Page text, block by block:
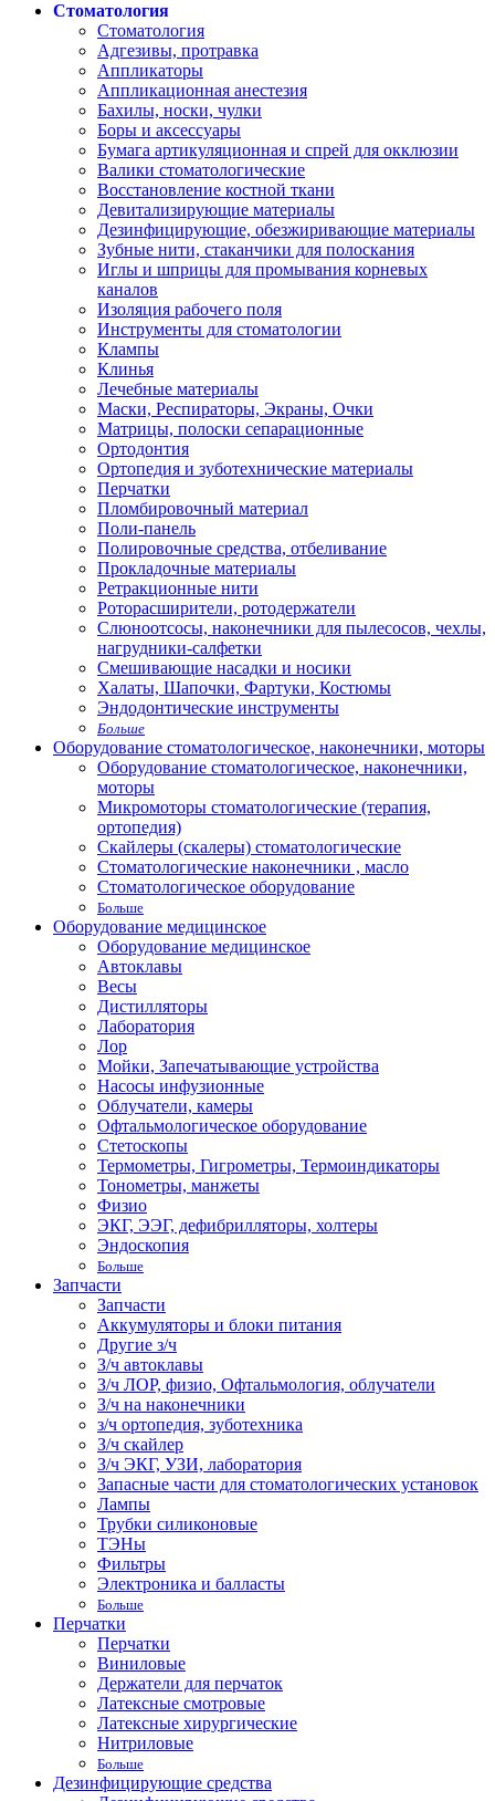
Стоматология
Стоматология
Адгезивы, протравка
Аппликаторы
Аппликационная анестезия
Бахилы, носки, чулки
Боры и аксессуары
Бумага артикуляционная и спрей для окклюзии
Валики стоматологические
Восстановление костной ткани
Девитализирующие материалы
Дезинфицирующие, обезжиривающие материалы
Зубные нити, стаканчики для полоскания
Иглы и шприцы для промывания корневых
каналов
Изоляция рабочего поля
Инструменты для стоматологии
Клампы
Клинья
Лечебные материалы
Маски, Респираторы, Экраны, Очки
Матрицы, полоски сепарационные
Ортодонтия
Ортопедия и зуботехнические материалы
Перчатки
Пломбировочный материал
Поли-панель
Полировочные средства, отбеливание
Прокладочные материалы
Ретракционные нити
Роторасширители, ротодержатели
Слюноотсосы, наконечники для пылесосов, чехлы,
нагрудники-салфетки
Смешивающие насадки и носики
Халаты, Шапочки, Фартуки, Костюмы
Эндодонтические инструменты
Больше
Оборудование стоматологическое, наконечники, моторы
Оборудование стоматологическое, наконечники,
моторы
Микромоторы стоматологические (терапия,
ортопедия)
Скайлеры (скалеры) стоматологические
Стоматологические наконечники , масло
Стоматологическое оборудование
Больше
Оборудование медицинское
Оборудование медицинское
Автоклавы
Весы
Дистилляторы
Лаборатория
Лор
Мойки, Запечатывающие устройства
Насосы инфузионные
Облучатели, камеры
Офтальмологическое оборудование
Стетоскопы
Термометры, Гигрометры, Термоиндикаторы
Тонометры, манжеты
Физио
ЭКГ, ЭЭГ, дефибрилляторы, холтеры
Эндоскопия
Больше
Запчасти
Запчасти
Аккумуляторы и блоки питания
Другие з/ч
З/ч автоклавы
З/ч ЛОР, физио, Офтальмология, облучатели
З/ч на наконечники
з/ч ортопедия, зуботехника
З/ч скайлер
З/ч ЭКГ, УЗИ, лаборатория
Запасные части для стоматологических установок
Лампы
Трубки силиконовые
ТЭНы
Фильтры
Электроника и балласты
Больше
Перчатки
Перчатки
Виниловые
Держатели для перчаток
Латексные смотровые
Латексные хирургические
Нитриловые
Больше
Дезинфицирующие средства